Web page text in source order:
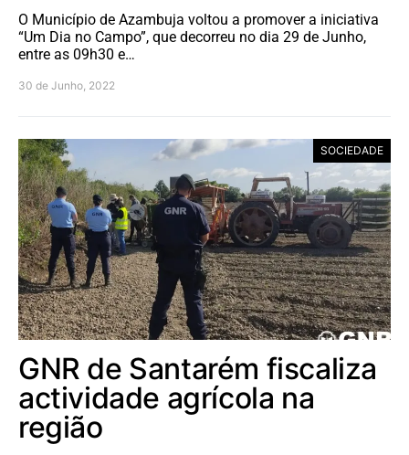
O Município de Azambuja voltou a promover a iniciativa
“Um Dia no Campo”, que decorreu no dia 29 de Junho,
entre as 09h30 e…
30 de Junho, 2022
SOCIEDADE
GNR de Santarém fiscaliza
actividade agrícola na
região